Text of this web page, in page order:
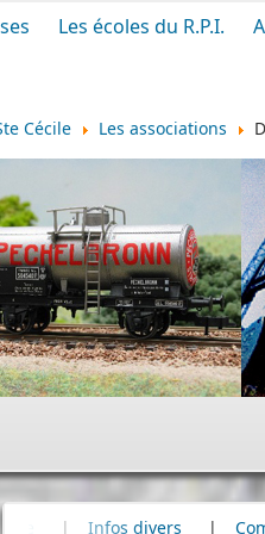
Les écoles du R.P.I.
Cécile Les associations
| 80e